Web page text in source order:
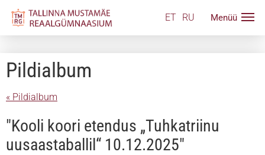
ET RU
Pildialbum
« Pildialbum
"Kooli koori etendus „Tuhkatriinu
uusaastaballil“ 10.12.2025"